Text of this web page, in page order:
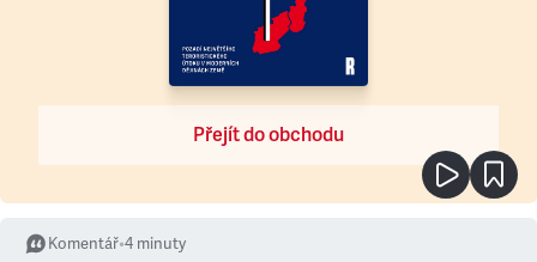
Přejít do obchodu
Komentář•4 minuty